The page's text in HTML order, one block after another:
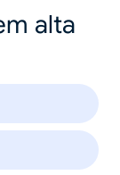
alta